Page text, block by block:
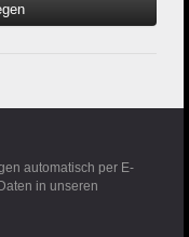
automatisch per E-
in unseren